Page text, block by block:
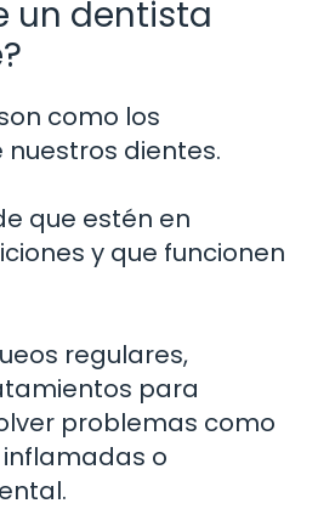
un dentista
como los
dientes.
que estén en
y que funcionen
regulares,
para
problemas como
o